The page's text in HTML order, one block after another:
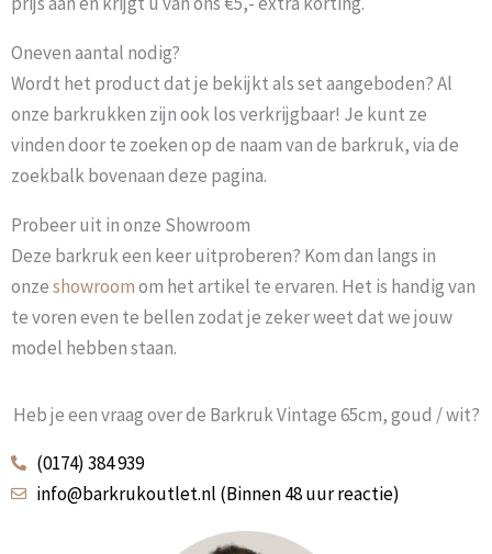
Oneven aantal nodig?
Wordt het product dat je bekijkt als set aangeboden? Al
onze barkrukken zijn ook los verkrijgbaar! Je kunt ze
vinden door te zoeken op de naam van de barkruk, via de
zoekbalk bovenaan deze pagina.
Probeer uit in onze Showroom
Deze barkruk een keer uitproberen? Kom dan langs in
onzeshowroomom het artikel te ervaren. Het is handig van
te voren even te bellen zodat je zeker weet dat we jouw
model hebben staan.
Heb je een vraag over de Barkruk Vintage 65cm, goud / wit?
(0174) 384 939
info@barkrukoutlet.nl (Binnen 48 uur reactie)